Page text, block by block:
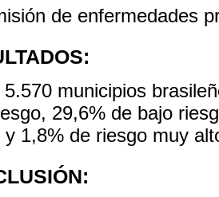
de enfermedades
5.570 municipios
29,6% de bajo
y 1,8% de riesgo muy